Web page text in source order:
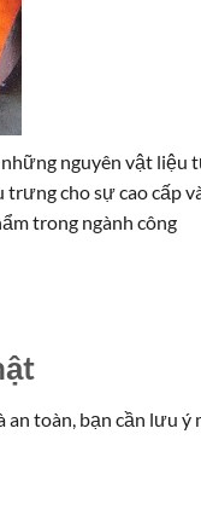
nguyên vật liệu
cho sự cao cấp
trong ngành công
an toàn, bạn cần lưu ý